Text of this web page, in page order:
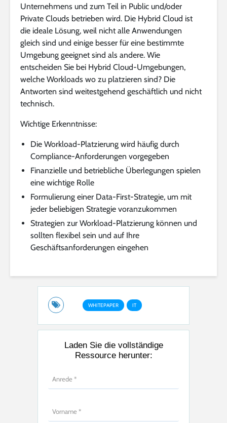
Unternehmens und zum Teil in Public und/oder
Private Clouds betrieben wird. Die Hybrid Cloud ist
die ideale Lösung, weil nicht alle Anwendungen
gleich sind und einige besser für eine bestimmte
Umgebung geeignet sind als andere. Wie
entscheiden Sie bei Hybrid Cloud-Umgebungen,
welche Workloads wo zu platzieren sind? Die
Antworten sind weitestgehend geschäftlich und nicht
technisch.
Wichtige Erkenntnisse:
Die Workload-Platzierung wird häufig durch
Compliance-Anforderungen vorgegeben
Finanzielle und betriebliche Überlegungen spielen
eine wichtige Rolle
Formulierung einer Data-First-Strategie, um mit
jeder beliebigen Strategie voranzukommen
Strategien zur Workload-Platzierung können und
sollten flexibel sein und auf Ihre
Geschäftsanforderungen eingehen
WHITEPAPER IT
Laden Sie die vollständige
Ressource herunter: